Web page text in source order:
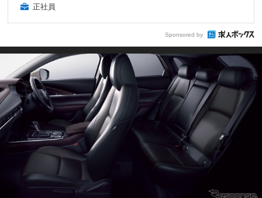
正社員
Sponsored by